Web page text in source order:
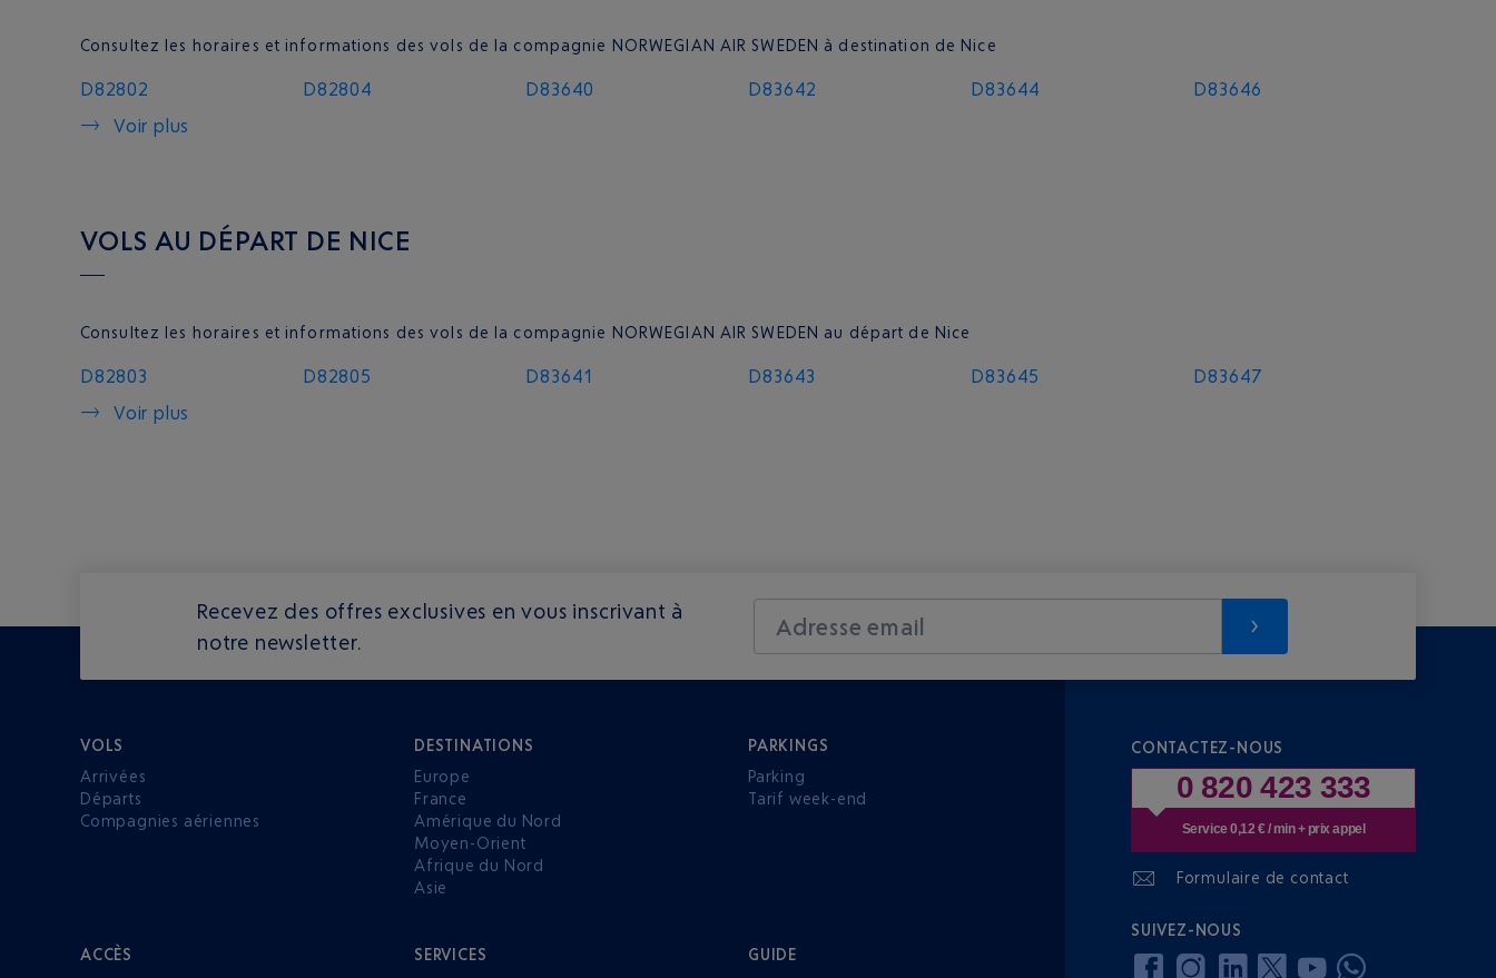
Consultez les horaires et informations des vols de la compagnie NORWEGIAN AIR SWEDEN à destination de Nice
D82802 D82804 D83640 D83642 D83644
D83646
Voir plus
VOLS AU DÉPART DE NICE
Consultez les horaires et informations des vols de la compagnie NORWEGIAN AIR SWEDEN au départ de Nice
D82803 D82805 D83641 D83643 D83645
D83647
Voir plus
Recevez des offres exclusives en vous inscrivant à
notre newsletter.
Adresse email
VOLS
Arrivées
Départs
Compagnies aériennes
DESTINATIONS
Europe
France
Amérique du Nord
Moyen-Orient
Afrique du Nord
Asie
PARKINGS
Parking
Tarif week-end
ACCÈS
SERVICES
GUIDE
CONTACTEZ-NOUS
0 820 423 333
Service 0,12 € / min + prix appel
Formulaire de contact
SUIVEZ-NOUS